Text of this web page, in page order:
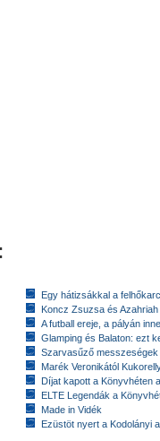
Egy hátizsákkal a
Koncz Zsuzsa és
A futball ereje, a pályán
Glamping és Balaton: ezt
Szarvasűző messzeségek
Marék Veronikától
Díjat kapott a Könyvhéten
ELTE Legendák a
Made in Vidék
Ezüstöt nyert a Kodolányi